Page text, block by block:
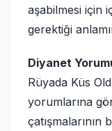
aşabilmesi için
gerektiği
Diyanet
Rüyada Küs
yorumlarına
çatışmalarının